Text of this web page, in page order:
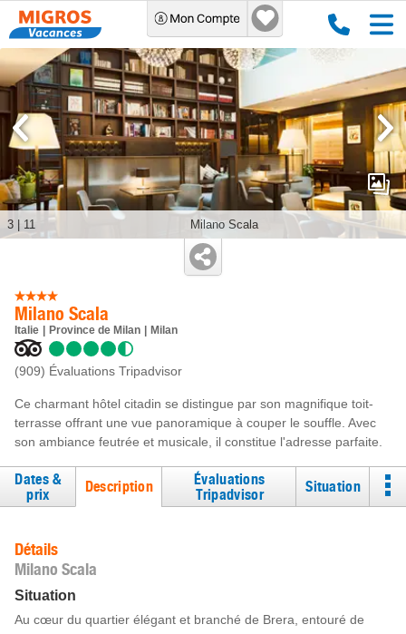
Milano Scala
Italie Province de Milan Milan
(909) Évaluations Tripadvisor
Ce charmant hôtel citadin se distingue par son magnifique toit-
terrasse offrant une vue panoramique à couper le souffle. Avec
son ambiance feutrée et musicale, il constitue l'adresse parfaite.
Milano Scala
3 11
Dates &
prix
Description
Évaluations
Tripadvisor
Situation
Détails
Milano Scala
Situation
Au cœur du quartier élégant et branché de Brera, entouré de